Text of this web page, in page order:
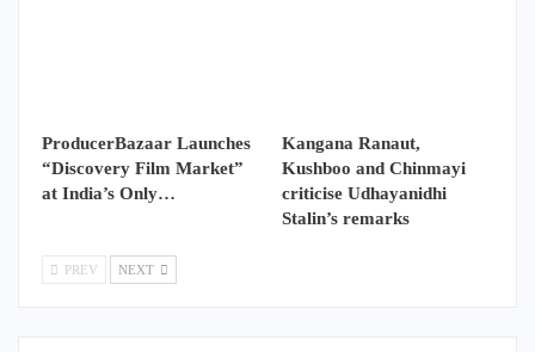
ProducerBazaar Launches
“Discovery Film Market”
at India’s Only…
Kangana Ranaut,
Kushboo and Chinmayi
criticise Udhayanidhi
Stalin’s remarks
PREV NEXT